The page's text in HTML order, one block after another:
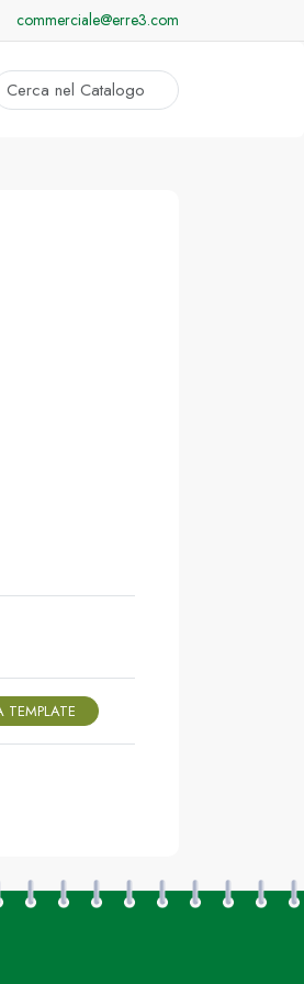
commerciale@erre3.com
TEMPLATE